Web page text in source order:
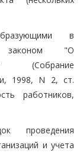
в
законом "О
(Собрание
1998, N 2, ст.
работников,
проведения
и учета